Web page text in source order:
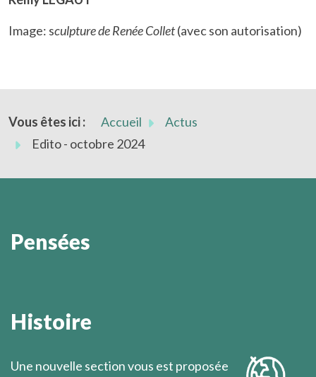
Image: sculpture de Renée Collet(avec son autorisation)
Vous êtes ici : Accueil
Actus
Edito - octobre 2024
Pensées
l'approche du mystère de Dieu.
Histoire
Une nouvelle section vous est proposée